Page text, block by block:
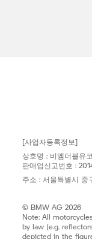
[사업자등록정보]
상호명 : 비엠더블유
판매업신고번호 :
주소 : 서울특별시
© BMW AG 2026
Note: All
by law (e.g.
depicted in the